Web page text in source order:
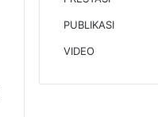
PUBLIKASI
VIDEO